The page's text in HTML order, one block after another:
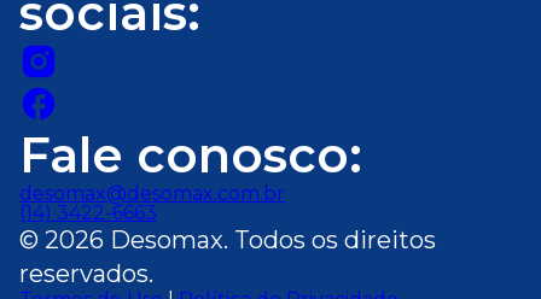
sociais:
Fale conosco:
desomax@desomax.com.br
(14) 3422-6663
© 2026 Desomax. Todos os direitos
reservados.